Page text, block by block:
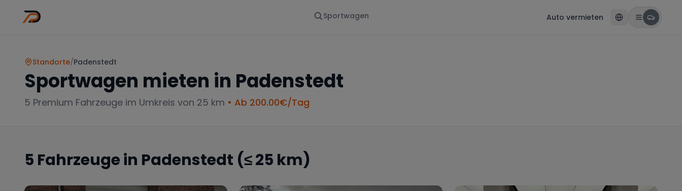
Sportwagen Auto vermieten
Standorte/Padenstedt
Sportwagen mieten in Padenstedt
5 Premium Fahrzeuge im Umkreis von 25 km • Ab 200.00€/Tag
5 Fahrzeuge in Padenstedt (≤ 25 km)